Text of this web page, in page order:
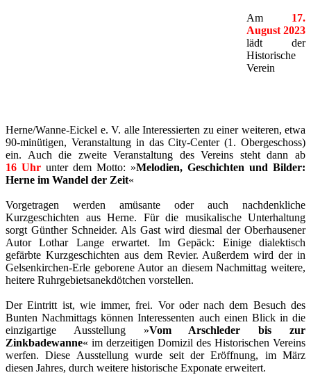
Am 17.
August 2023
lädt der
Historische
Verein
Herne/Wanne-Eickel e. V. alle Interessierten zu einer weiteren, etwa
90-minütigen, Veranstaltung in das City-Center (1. Obergeschoss)
ein. Auch die zweite Veranstaltung des Vereins steht dann ab
16 Uhr unter dem Motto: »Melodien, Geschichten und Bilder:
Herne im Wandel der Zeit«
Vorgetragen werden amüsante oder auch nachdenkliche
Kurzgeschichten aus Herne. Für die musikalische Unterhaltung
sorgt Günther Schneider. Als Gast wird diesmal der Oberhausener
Autor Lothar Lange erwartet. Im Gepäck: Einige dialektisch
gefärbte Kurzgeschichten aus dem Revier. Außerdem wird der in
Gelsenkirchen-Erle geborene Autor an diesem Nachmittag weitere,
heitere Ruhrgebietsanekdötchen vorstellen.
Der Eintritt ist, wie immer, frei. Vor oder nach dem Besuch des
Bunten Nachmittags können Interessenten auch einen Blick in die
einzigartige Ausstellung »Vom Arschleder bis zur
Zinkbadewanne« im derzeitigen Domizil des Historischen Vereins
werfen. Diese Ausstellung wurde seit der Eröffnung, im März
diesen Jahres, durch weitere historische Exponate erweitert.